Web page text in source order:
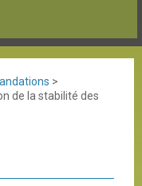
>
de la stabilité des